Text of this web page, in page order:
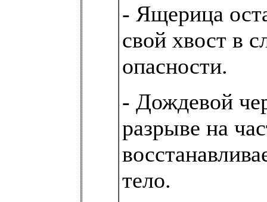
- Ящерица
свой хвост в
опасности.
- Дождевой
разрыве на
тело.